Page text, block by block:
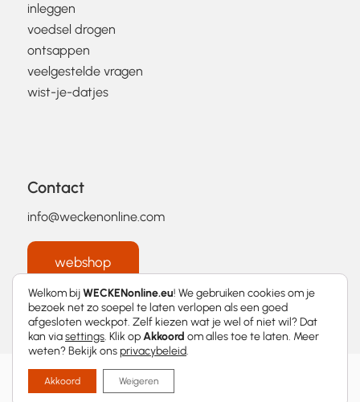
inleggen
voedsel drogen
ontsappen
veelgestelde vragen
wist-je-datjes
Contact
info@weckenonline.com
webshop
2026 © WECKENonline.eu │
Welkom bijWECKENonline.eu! We gebruiken cookies om je
bezoek net zo soepel te laten verlopen als een goed
afgesloten weckpot. Zelf kiezen wat je wel of niet wil? Dat
kan viasettings. Klik opAkkoord om alles toe te laten. Meer
weten? Bekijk onsprivacybeleid.
Akkoord Weigeren